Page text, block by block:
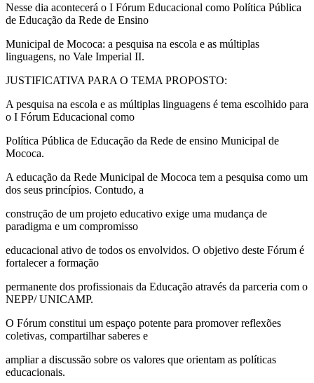
Nesse dia acontecerá o I Fórum Educacional como Política Pública
de Educação da Rede de Ensino
Municipal de Mococa: a pesquisa na escola e as múltiplas
linguagens, no Vale Imperial II.
JUSTIFICATIVA PARA O TEMA PROPOSTO:
A pesquisa na escola e as múltiplas linguagens é tema escolhido para
o I Fórum Educacional como
Política Pública de Educação da Rede de ensino Municipal de
Mococa.
A educação da Rede Municipal de Mococa tem a pesquisa como um
dos seus princípios. Contudo, a
construção de um projeto educativo exige uma mudança de
paradigma e um compromisso
educacional ativo de todos os envolvidos. O objetivo deste Fórum é
fortalecer a formação
permanente dos profissionais da Educação através da parceria com o
NEPP/ UNICAMP.
O Fórum constitui um espaço potente para promover reflexões
coletivas, compartilhar saberes e
ampliar a discussão sobre os valores que orientam as políticas
educacionais.